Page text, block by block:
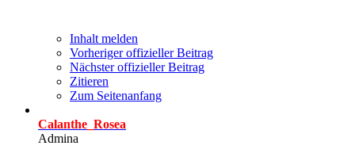
Inhalt melden
Vorheriger offizieller Beitrag
Nächster offizieller Beitrag
Zitieren
Zum Seitenanfang
Calanthe_Rosea
Admina